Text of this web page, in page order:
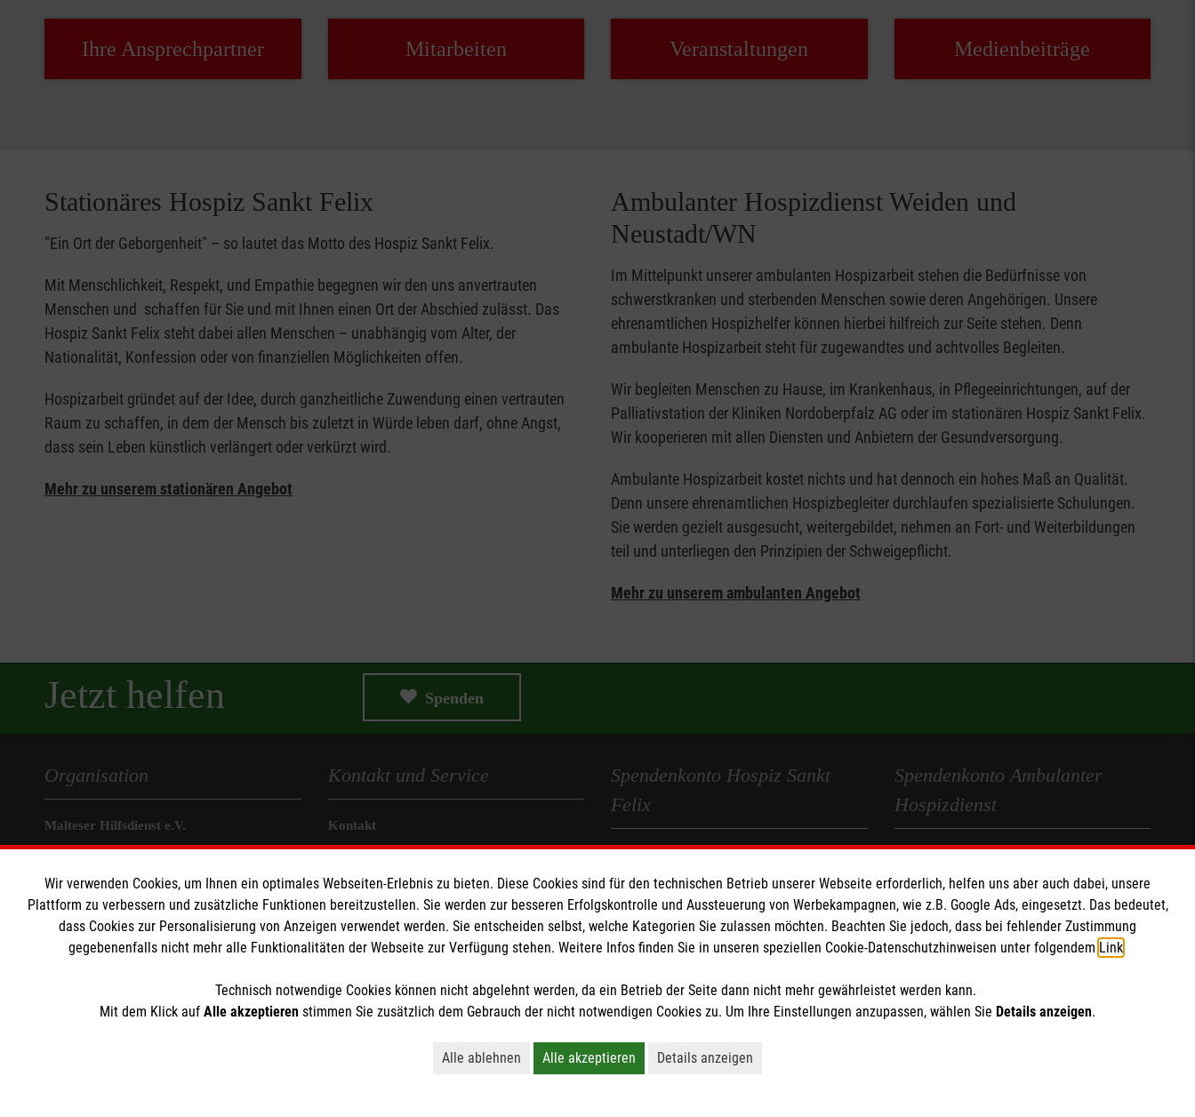
Ihre Ansprech­partner Mit­arbeiten Veran­staltungen Medien­beiträge
Stationäres Hospiz Sankt Felix
"Ein Ort der Geborgenheit" – so lautet das Motto des Hospiz Sankt Felix.
Mit Menschlichkeit, Respekt, und Empathie begegnen wir den uns anvertrauten
Menschen und schaffen für Sie und mit Ihnen einen Ort der Abschied zulässt. Das
Hospiz Sankt Felix steht dabei allen Menschen – unabhängig vom Alter, der
Nationalität, Konfession oder von finanziellen Möglichkeiten offen.
Hospizarbeit gründet auf der Idee, durch ganzheitliche Zuwendung einen vertrauten
Raum zu schaffen, in dem der Mensch bis zuletzt in Würde leben darf, ohne Angst,
dass sein Leben künstlich verlängert oder verkürzt wird.
Mehr zu unserem stationären Angebot
Ambulanter Hospizdienst Weiden und
Neustadt/WN
Im Mittelpunkt unserer ambulanten Hospizarbeit stehen die Bedürfnisse von
schwerstkranken und sterbenden Menschen sowie deren Angehörigen. Unsere
ehrenamtlichen Hospizhelfer können hierbei hilfreich zur Seite stehen. Denn
ambulante Hospizarbeit steht für zugewandtes und achtvolles Begleiten.
Wir begleiten Menschen zu Hause, im Krankenhaus, in Pflegeeinrichtungen, auf der
Palliativstation der Kliniken Nordoberpfalz AG oder im stationären Hospiz Sankt Felix.
Wir kooperieren mit allen Diensten und Anbietern der Gesundversorgung.
Ambulante Hospizarbeit kostet nichts und hat dennoch ein hohes Maß an Qualität.
Denn unsere ehrenamtlichen Hospizbegleiter durchlaufen spezialisierte Schulungen.
Sie werden gezielt ausgesucht, weitergebildet, nehmen an Fort- und Weiterbildungen
teil und unterliegen den Prinzipien der Schweigepflicht.
Mehr zu unserem ambulanten Angebot
Jetzt helfen Spenden
Organisation
Malteser Hilfsdienst e.V.
Kliniken Nordoberpfalz AG
Kontakt und Service
Kontakt
Anfahrt
Impressum
Spendenkonto Hospiz Sankt
Felix
Kennwort: Sankt Felix
IBAN: DE07 3706 0120 1201 2701 00
BIC: GENODED1PA7
Spendenkonto Ambulanter
Hospizdienst
Kennwort: ambulante Hospizarbeit
Institut: Pax-Bank
IBAN: DE82 3706 0120 1201 2187 95
Soziale Netzwerke
Wir verwenden Cookies, um Ihnen ein optimales Webseiten-Erlebnis zu bieten. Diese Cookies sind für den technischen Betrieb unserer Webseite erforderlich, helfen uns aber auch dabei, unsere
Plattform zu verbessern und zusätzliche Funktionen bereitzustellen. Sie werden zur besseren Erfolgskontrolle und Aussteuerung von Werbekampagnen, wie z.B. Google Ads, eingesetzt. Das bedeutet,
dass Cookies zur Personalisierung von Anzeigen verwendet werden. Sie entscheiden selbst, welche Kategorien Sie zulassen möchten. Beachten Sie jedoch, dass bei fehlender Zustimmung
gegebenenfalls nicht mehr alle Funktionalitäten der Webseite zur Verfügung stehen. Weitere Infos finden Sie in unseren speziellen Cookie-Datenschutzhinweisen unter folgendem Link
Technisch notwendige Cookies können nicht abgelehnt werden, da ein Betrieb der Seite dann nicht mehr gewährleistet werden kann.
Mit dem Klick auf Alle akzeptieren stimmen Sie zusätzlich dem Gebrauch der nicht notwendigen Cookies zu. Um Ihre Einstellungen anzupassen, wählen Sie Details anzeigen.
Alle ablehnen Alle akzeptieren Details anzeigen